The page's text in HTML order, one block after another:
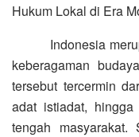
Hukum Lokal di Era
Indonesia
keberagaman
tersebut tercermin
adat istiadat,
tengah masyarakat.